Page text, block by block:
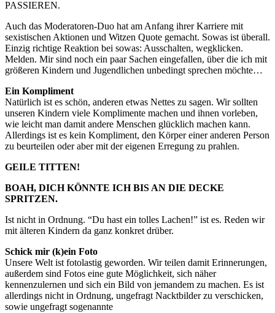
PASSIEREN.
Auch das Moderatoren-Duo hat am Anfang ihrer Karriere mit
sexistischen Aktionen und Witzen Quote gemacht. Sowas ist überall.
Einzig richtige Reaktion bei sowas: Ausschalten, wegklicken.
Melden. Mir sind noch ein paar Sachen eingefallen, über die ich mit
größeren Kindern und Jugendlichen unbedingt sprechen möchte…
Ein Kompliment
Natürlich ist es schön, anderen etwas Nettes zu sagen. Wir sollten
unseren Kindern viele Komplimente machen und ihnen vorleben,
wie leicht man damit andere Menschen glücklich machen kann.
Allerdings ist es kein Kompliment, den Körper einer anderen Person
zu beurteilen oder aber mit der eigenen Erregung zu prahlen.
GEILE TITTEN!
BOAH, DICH KÖNNTE ICH BIS AN DIE DECKE
SPRITZEN.
Ist nicht in Ordnung. “Du hast ein tolles Lachen!” ist es. Reden wir
mit älteren Kindern da ganz konkret drüber.
Schick mir (k)ein Foto
Unsere Welt ist fotolastig geworden. Wir teilen damit Erinnerungen,
außerdem sind Fotos eine gute Möglichkeit, sich näher
kennenzulernen und sich ein Bild von jemandem zu machen. Es ist
allerdings nicht in Ordnung, ungefragt Nacktbilder zu verschicken,
sowie ungefragt sogenannte